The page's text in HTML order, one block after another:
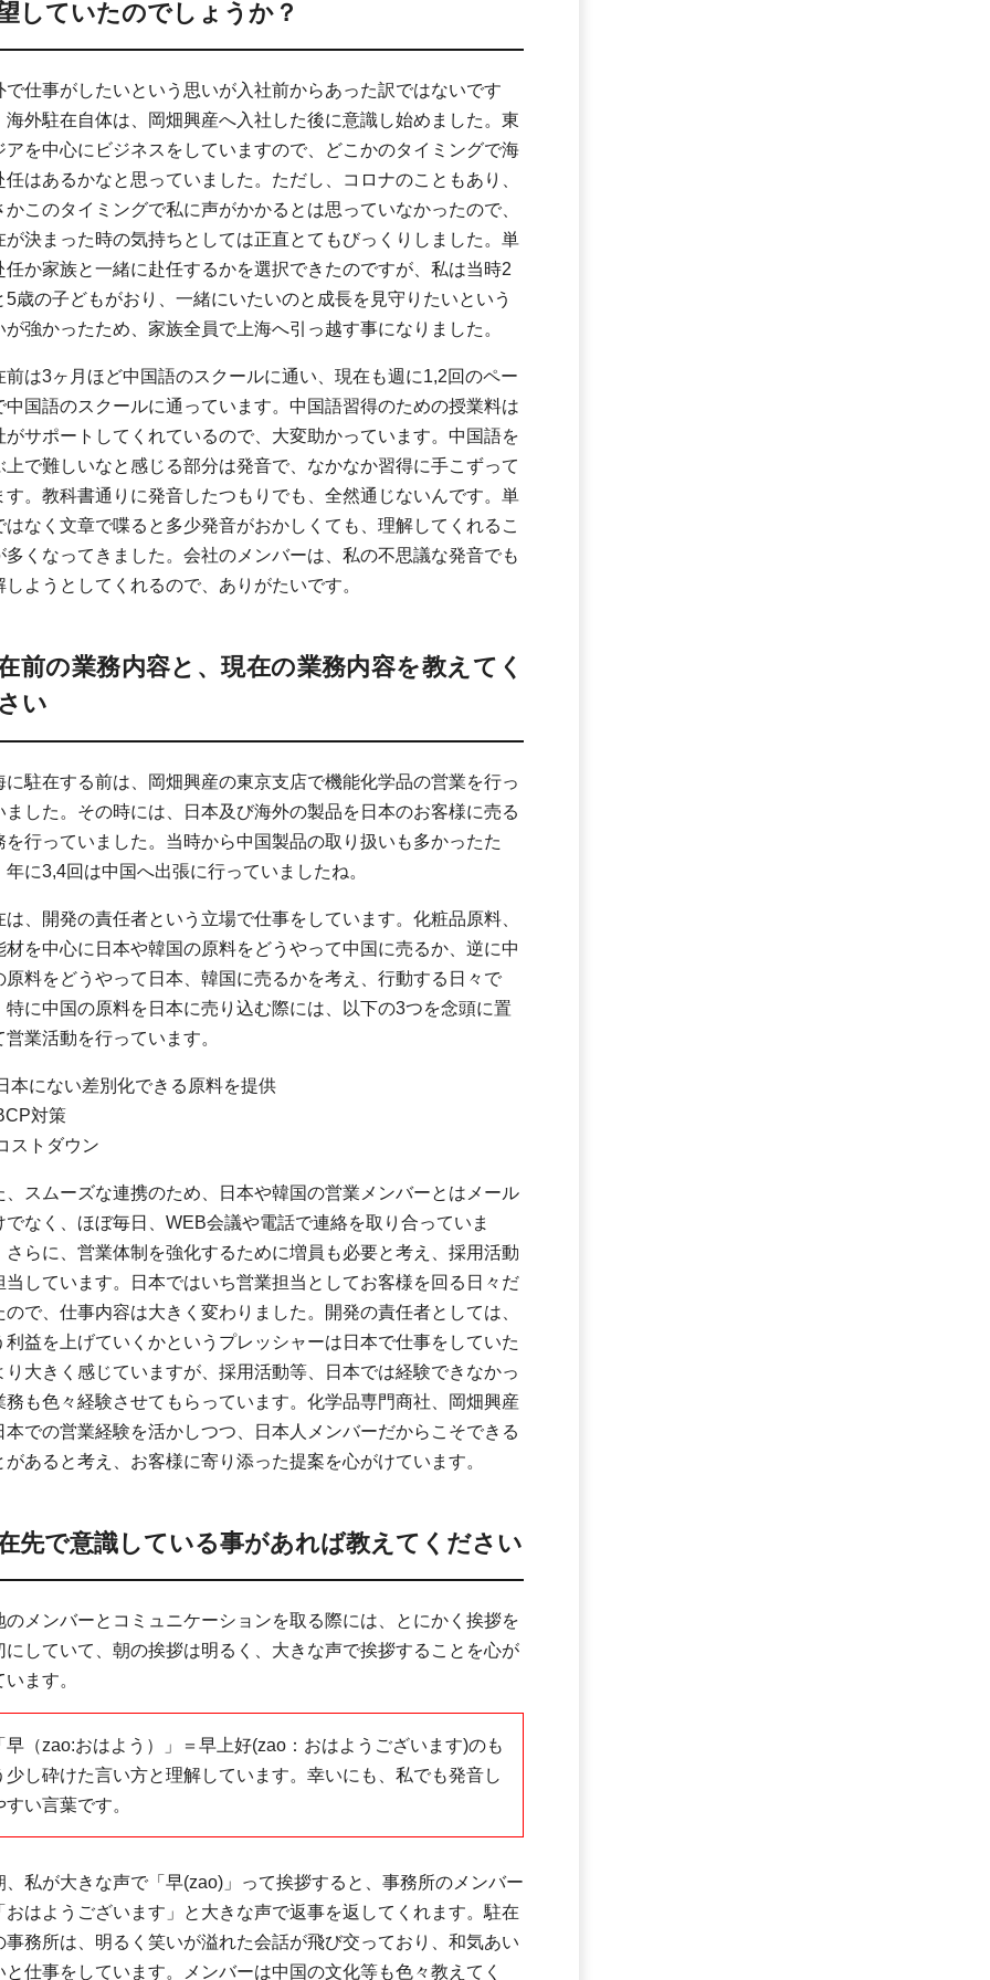
していたのでしょうか？
で仕事がしたいという思いが入社前からあった訳ではないです
海外駐在自体は、岡畑興産へ入社した後に意識し始めました。東
アを中心にビジネスをしていますので、どこかのタイミングで海
任はあるかなと思っていました。ただし、コロナのこともあり、
かこのタイミングで私に声がかかるとは思っていなかったので、
が決まった時の気持ちとしては正直とてもびっくりしました。単
任か家族と一緒に赴任するかを選択できたのですが、私は当時2
5歳の子どもがおり、一緒にいたいのと成長を見守りたいという
が強かったため、家族全員で上海へ引っ越す事になりました。
前は3ヶ月ほど中国語のスクールに通い、現在も週に1,2回のペー
中国語のスクールに通っています。中国語習得のための授業料は
がサポートしてくれているので、大変助かっています。中国語を
上で難しいなと感じる部分は発音で、なかなか習得に手こずって
す。教科書通りに発音したつもりでも、全然通じないんです。単
はなく文章で喋ると多少発音がおかしくても、理解してくれるこ
多くなってきました。会社のメンバーは、私の不思議な発音でも
しようとしてくれるので、ありがたいです。
前の業務内容と、現在の業務内容を教えてく
い
に駐在する前は、岡畑興産の東京支店で機能化学品の営業を行っ
ました。その時には、日本及び海外の製品を日本のお客様に売る
を行っていました。当時から中国製品の取り扱いも多かったた
年に3,4回は中国へ出張に行っていましたね。
は、開発の責任者という立場で仕事をしています。化粧品原料、
材を中心に日本や韓国の原料をどうやって中国に売るか、逆に中
原料をどうやって日本、韓国に売るかを考え、行動する日々で
特に中国の原料を日本に売り込む際には、以下の3つを念頭に置
営業活動を行っています。
本にない差別化できる原料を提供
対策
ストダウン
、スムーズな連携のため、日本や韓国の営業メンバーとはメール
でなく、ほぼ毎日、WEB会議や電話で連絡を取り合っていま
さらに、営業体制を強化するために増員も必要と考え、採用活動
当しています。日本ではいち営業担当としてお客様を回る日々だ
ので、仕事内容は大きく変わりました。開発の責任者としては、
利益を上げていくかというプレッシャーは日本で仕事をしていた
り大きく感じていますが、採用活動等、日本では経験できなかっ
務も色々経験させてもらっています。化学品専門商社、岡畑興産
本での営業経験を活かしつつ、日本人メンバーだからこそできる
があると考え、お客様に寄り添った提案を心がけています。
先で意識している事があれば教えてください
のメンバーとコミュニケーションを取る際には、とにかく挨拶を
にしていて、朝の挨拶は明るく、大きな声で挨拶することを心が
います。
早（zao:おはよう）」＝早上好(zao：おはようございます)のも
少し砕けた言い方と理解しています。幸いにも、私でも発音し
すい言葉です。
、私が大きな声で「早(zao)」って挨拶すると、事務所のメンバー
おはようございます」と大きな声で返事を返してくれます。駐在
事務所は、明るく笑いが溢れた会話が飛び交っており、和気あい
と仕事をしています。メンバーは中国の文化等も色々教えてく